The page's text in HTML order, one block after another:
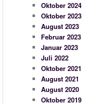
Oktober 2024
Oktober 2023
August 2023
Februar 2023
Januar 2023
Juli 2022
Oktober 2021
August 2021
August 2020
Oktober 2019